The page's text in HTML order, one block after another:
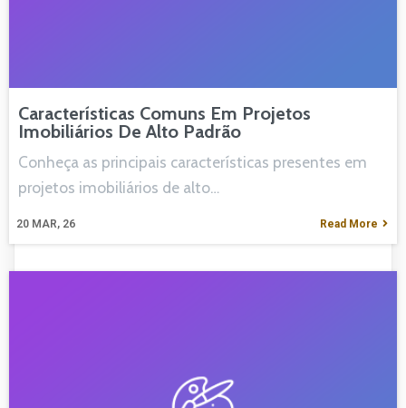
Características Comuns Em Projetos
Imobiliários De Alto Padrão
20 MAR, 26
Conheça as principais características presentes em
projetos imobiliários de alto…
Read More